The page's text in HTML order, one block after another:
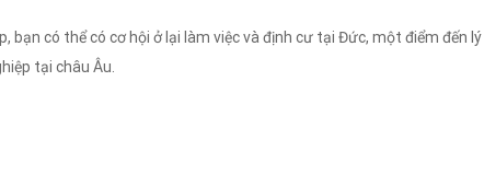
bạn có thể có cơ hội ở lại làm việc và định cư tại Đức, một điểm đến lý
tại châu Âu.